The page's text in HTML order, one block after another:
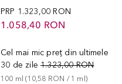
PRP 1.323,00 RON
1.058,40 RON
Cel mai mic preț din ultimele
30 de zile 1.323,00 RON
100 ml (10,58 RON / 1 ml )